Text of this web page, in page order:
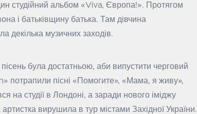
студійний альбом «Viva, Європа!». Протягом
і батьківщину батька. Там дівчина
декілька музичних заходів.
була достатньою, аби випустити черговий
потрапили пісні «Помогите», «Мама, я живу»,
на студії в Лондоні, а заради нового іміджу
вирушила в тур містами Західної України.